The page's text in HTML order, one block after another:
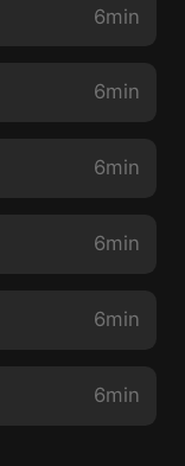
6min
6min
6min
6min
6min
6min